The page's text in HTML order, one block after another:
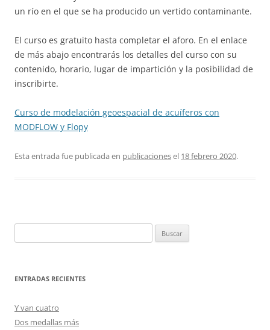
un río en el que se ha producido un vertido contaminante.
El curso es gratuito hasta completar el aforo. En el enlace
de más abajo encontrarás los detalles del curso con su
contenido, horario, lugar de impartición y la posibilidad de
inscribirte.
Curso de modelación geoespacial de acuíferos con
MODFLOW y Flopy
Esta entrada fue publicada en publicacionesel 18 febrero 2020.
ENTRADAS RECIENTES
Y van cuatro
Dos medallas más